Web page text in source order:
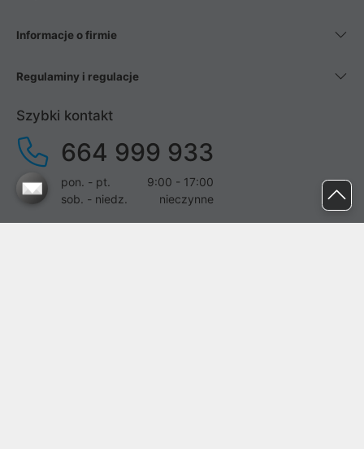
Informacje o firmie
Regulaminy i regulacje
Szybki kontakt
664 999 933
pon. - pt.
9:00 - 17:00
sob. - niedz.
nieczynne